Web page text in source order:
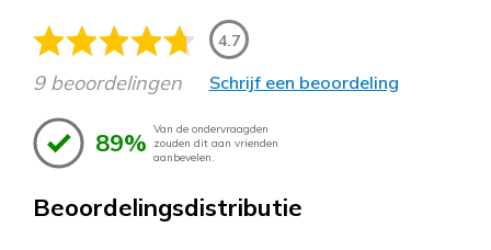
4.7
9 beoordelingen Schrijf een beoordeling
89% Van de ondervraagden
zouden dit aan vrienden
aanbevelen.
Beoordelingsdistributie